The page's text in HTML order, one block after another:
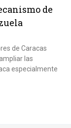
de
de Caracas
las
especialmente